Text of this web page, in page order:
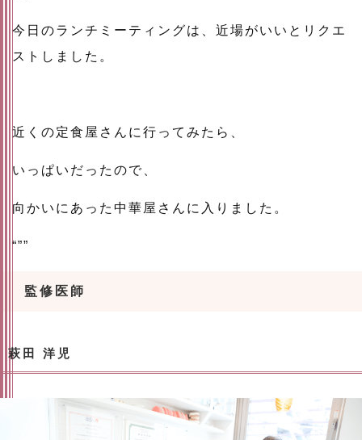
今日のランチミーティングは、近場がいいとリクエ
ストしました。
近くの定食屋さんに行ってみたら、
いっぱいだったので、
向かいにあった中華屋さんに入りました。
“””
監修医師
萩田 洋児